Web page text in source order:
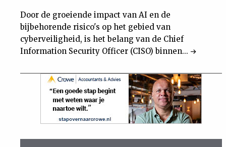
Door de groeiende impact van AI en de
bijbehorende risico's op het gebied van
cyberveiligheid, is het belang van de Chief
Information Security Officer (CISO) binnen...